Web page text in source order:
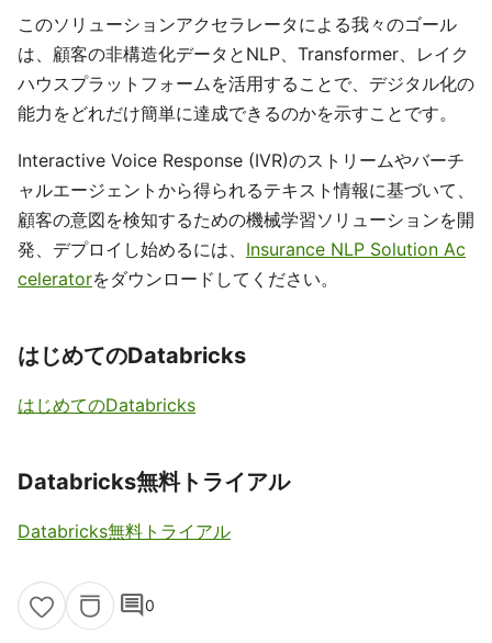
このソリューションアクセラレータによる我々のゴール
は、顧客の非構造化データとNLP、Transformer、レイク
ハウスプラットフォームを活用することで、デジタル化の
能力をどれだけ簡単に達成できるのかを示すことです。
Interactive Voice Response (IVR)のストリームやバーチ
ャルエージェントから得られるテキスト情報に基づいて、
顧客の意図を検知するための機械学習ソリューションを開
発、デプロイし始めるには、 Insurance NLP Solution Ac
celeratorをダウンロードしてください。
はじめてのDatabricks
はじめてのDatabricks
Databricks無料トライアル
Databricks無料トライアル
comment0